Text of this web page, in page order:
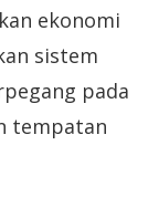
ekonomi
sistem
pada
tempatan